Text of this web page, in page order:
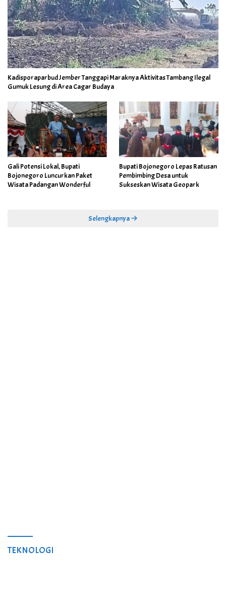
Kadisporaparbud Jember Tanggapi Maraknya Aktivitas Tambang Ilegal
Gumuk Lesung di Area Cagar Budaya
Gali Potensi Lokal, Bupati
Bojonegoro Luncurkan Paket
Wisata Padangan Wonderful
Bupati Bojonegoro Lepas Ratusan
Pembimbing Desa untuk
Sukseskan Wisata Geopark
Selengkapnya
TEKNOLOGI